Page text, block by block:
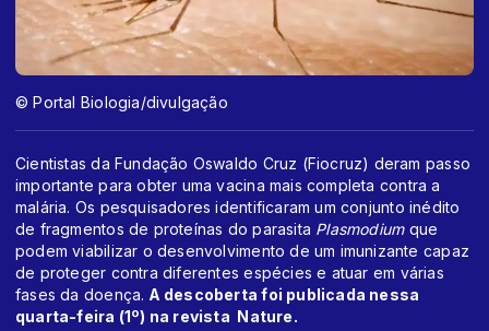
© Portal Biologia/divulgação
Cientistas da Fundação Oswaldo Cruz (Fiocruz) deram passo
importante para obter uma vacina mais completa contra a
malária. Os pesquisadores identificaram um conjunto inédito
de fragmentos de proteínas do parasita Plasmodiumque
podem viabilizar o desenvolvimento de um imunizante capaz
de proteger contra diferentes espécies e atuar em várias
fases da doença. A descoberta foi publicada nessa
quarta-feira (1º) na revista Nature.